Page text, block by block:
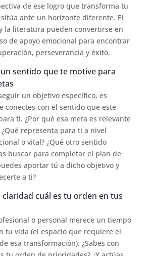
de ese logro que transforma tu
ante un horizonte diferente. El
la literatura pueden convertirse en
de apoyo emocional para encontrar
perseverancia y éxito.
sentido que te motive para
un objetivo específico, es
conectes con el sentido que este
ti. ¿Por qué esa meta es relevante
representa para ti a nivel
o vital? ¿Qué otro sentido
buscar para completar el plan de
aportar tú a dicho objetivo y
a ti?
claridad cuál es tu orden en tus
o personal merece un tiempo
tu vida (el espacio que requiere el
esa transformación). ¿Sabes con